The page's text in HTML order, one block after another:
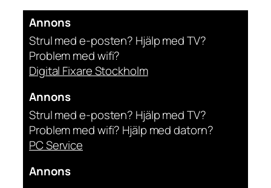
Annons
Strul med e-posten? Hjälp med TV?
Problem med wifi?
Digital Fixare Stockholm
Annons
Strul med e-posten? Hjälp med TV?
Problem med wifi? Hjälp med datorn?
PC Service
Annons